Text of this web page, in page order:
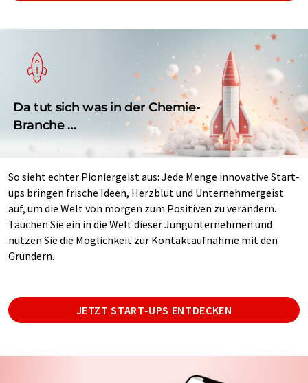
Da tut sich was in der Chemie-
Branche …
So sieht echter Pioniergeist aus: Jede Menge innovative Start-
ups bringen frische Ideen, Herzblut und Unternehmergeist
auf, um die Welt von morgen zum Positiven zu verändern.
Tauchen Sie ein in die Welt dieser Jungunternehmen und
nutzen Sie die Möglichkeit zur Kontaktaufnahme mit den
Gründern.
JETZT START-UPS ENTDECKEN